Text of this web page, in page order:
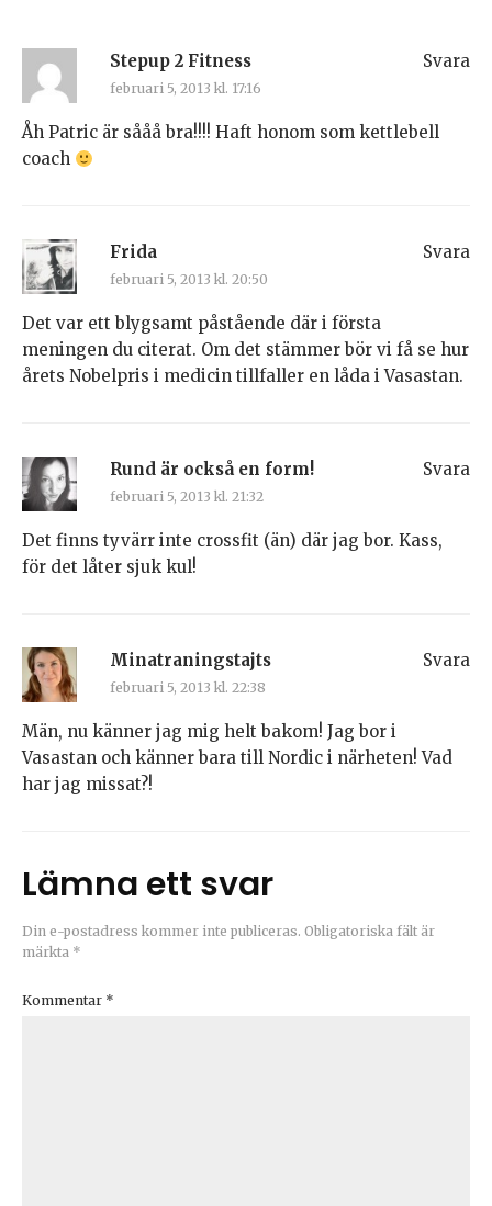
Stepup 2 Fitness
februari 5, 2013 kl. 17:16
Åh Patric är sååå bra!!!! Haft honom som kettlebell
coach
Svara
Frida
februari 5, 2013 kl. 20:50
Det var ett blygsamt påstående där i första
meningen du citerat. Om det stämmer bör vi få se hur
årets Nobelpris i medicin tillfaller en låda i Vasastan.
Svara
Rund är också en form!
februari 5, 2013 kl. 21:32
Det finns tyvärr inte crossfit (än) där jag bor. Kass,
för det låter sjuk kul!
Svara
Minatraningstajts
februari 5, 2013 kl. 22:38
Män, nu känner jag mig helt bakom! Jag bor i
Vasastan och känner bara till Nordic i närheten! Vad
har jag missat?!
Svara
Lämna ett svar
Din e-postadress kommer inte publiceras. Obligatoriska fält är
märkta *
Kommentar *